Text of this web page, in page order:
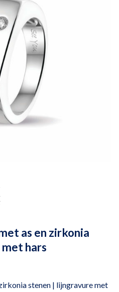
as en zirkonia
hars
stenen | lijngravure met